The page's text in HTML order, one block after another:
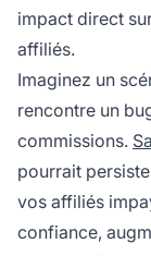
impact direct
affiliés.
Imaginez un
rencontre un
commissions.
pourrait
vos affiliés
confiance,